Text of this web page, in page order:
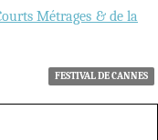
Métrages & de la
FESTIVAL DE CANNES